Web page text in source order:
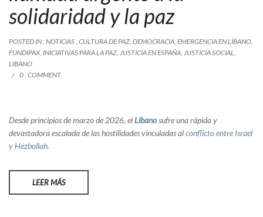
solidaridad y la paz
POSTED IN :NOTICIAS CULTURA DE PAZ DEMOCRACIA EMERGENCIA EN LÍBANO
FUNDIPAX, INICIATIVAS PARA LA PAZ JUSTICIA EN ESPAÑA JUSTICIA SOCIAL
LIBANO
0 : COMMENT
Desde principios de marzo de 2026, elLíbanosufre una rápida y
devastadora escalada de las hostilidades vinculadas alconflicto entre Israel
y Hezbollah.
LEER MÁS